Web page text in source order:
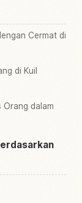
Cermat di
di Kuil
Orang dalam